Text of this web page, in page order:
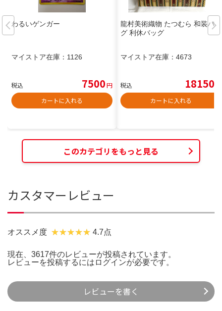
わるいゲンガー
マイストア在庫： 1126
税込 7500円
カートに入れる
龍村美術織物 たつむら 和装バッ
グ 利休バッグ
マイストア在庫： 4673
税込 18150
カートに入れる
このカテゴリをもっと見る
カスタマーレビュー
オススメ度 4.7点
現在、3617件のレビューが投稿されています。
レビューを投稿するには ログインが必要です。
レビューを書く